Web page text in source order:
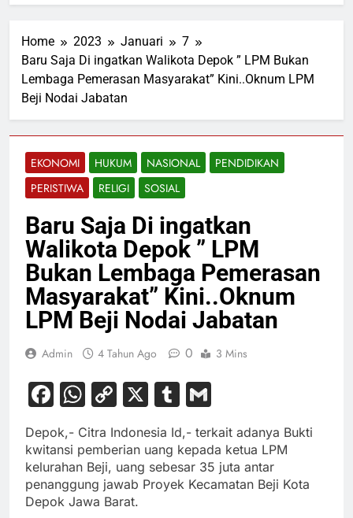
Home 2023 Januari
7
Baru Saja Di ingatkan Walikota Depok ” LPM Bukan
Lembaga Pemerasan Masyarakat” Kini..Oknum LPM
Beji Nodai Jabatan
EKONOMI HUKUM NASIONAL
PENDIDIKAN
PERISTIWA
RELIGI SOSIAL
Baru Saja Di ingatkan
Walikota Depok ” LPM
Bukan Lembaga Pemerasan
Masyarakat” Kini..Oknum
LPM Beji Nodai Jabatan
Admin 4 Tahun Ago 0 3 Mins
Facebook
WhatsApp
Copy
Link
X Tumblr
Depok,- Citra Indonesia Id,- terkait adanya Bukti
kwitansi pemberian uang kepada ketua LPM
kelurahan Beji, uang sebesar 35 juta antar
penanggung jawab Proyek Kecamatan Beji Kota
Depok Jawa Barat.